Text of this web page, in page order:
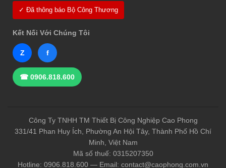
✓ Đã thông báo Bộ Công Thương
Kết Nối Với Chúng Tôi
Z f
☎ 0906.818.600
Công Ty TNHH TM Thiết Bị Công Nghiệp Cao Phong
331/41 Phan Huy Ích, Phường An Hội Tây, Thành Phố Hồ Chí
Minh, Việt Nam
Mã số thuế: 0315207350
Hotline: 0906.818.600 — Email: contact@caophong.com.vn